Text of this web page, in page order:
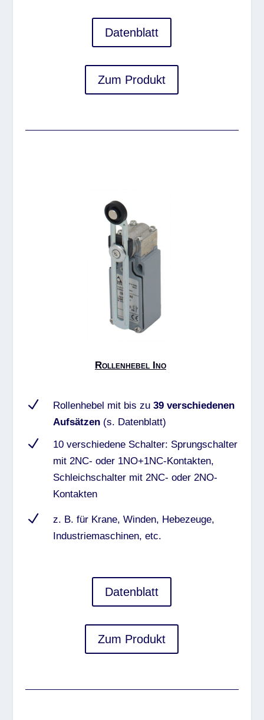
Datenblatt
Zum Produkt
Rollenhebel Ino
N Rollenhebel mit bis zu 39 verschiedenen
Aufsätzen (s. Datenblatt)
N
10 verschiedene Schalter: Sprungschalter
mit 2NC- oder 1NO+1NC-Kontakten,
Schleichschalter mit 2NC- oder 2NO-
Kontakten
N
z. B. für Krane, Winden, Hebezeuge,
Industriemaschinen, etc.
Datenblatt
Zum Produkt